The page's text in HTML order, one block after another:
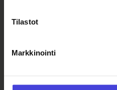
Tilastot
Markkinointi
yhdistää dialogia
Tapahtumasarja